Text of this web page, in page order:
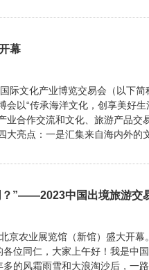
幕
文化产业博览交易会（以下简
以“传承海洋文化，创享美好生
合作交流和文化、旅游产品交
亮点：一是汇集来自海内外的
京农业展览馆（新馆）盛大开幕
位同仁，大家上午好！我是中
的风霜雨雪和大浪淘沙后，一